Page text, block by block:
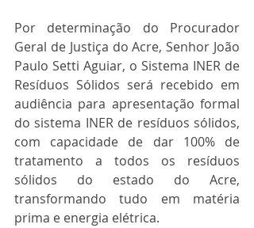
Por determinação do Procurador
Geral de Justiça do Acre, Senhor João
Paulo Setti Aguiar, o Sistema INER de
Resíduos Sólidos será recebido em
audiência para apresentação formal
do sistema INER de resíduos sólidos,
com capacidade de dar 100% de
tratamento a todos os resíduos
sólidos do estado do Acre,
transformando tudo em matéria
prima e energia elétrica.